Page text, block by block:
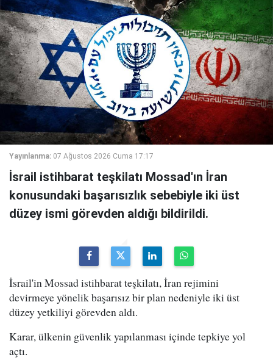
Yayınlanma: 07 Ağustos 2026 Cuma 17:17
İsrail istihbarat teşkilatı Mossad'ın İran
konusundaki başarısızlık sebebiyle iki üst
düzey ismi görevden aldığı bildirildi.
İsrail'in Mossad istihbarat teşkilatı, İran rejimini
devirmeye yönelik başarısız bir plan nedeniyle iki üst
düzey yetkiliyi görevden aldı.
Karar, ülkenin güvenlik yapılanması içinde tepkiye yol
açtı.